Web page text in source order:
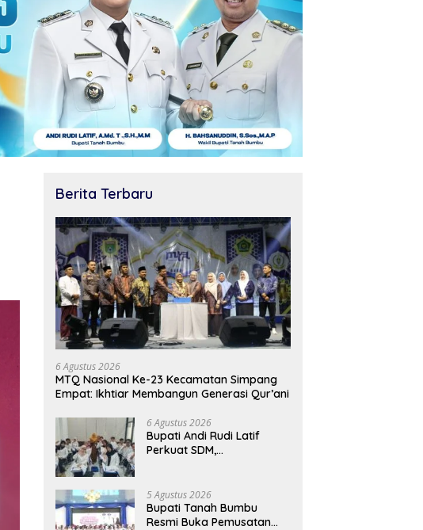
Berita Terbaru
6 Agustus 2026
MTQ Nasional Ke-23 Kecamatan Simpang
Empat: Ikhtiar Membangun Generasi Qur’ani
6 Agustus 2026
Bupati Andi Rudi Latif
Perkuat SDM,
dan Barbershop
5 Agustus 2026
Bupati Tanah Bumbu
Resmi Buka Pemusatan